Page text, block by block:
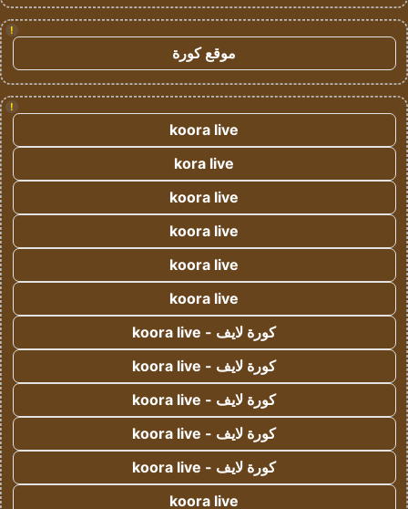
!
موقع كورة
!
koora live
kora live
koora live
koora live
koora live
koora live
كورة لايف - koora live
كورة لايف - koora live
كورة لايف - koora live
كورة لايف - koora live
كورة لايف - koora live
koora live